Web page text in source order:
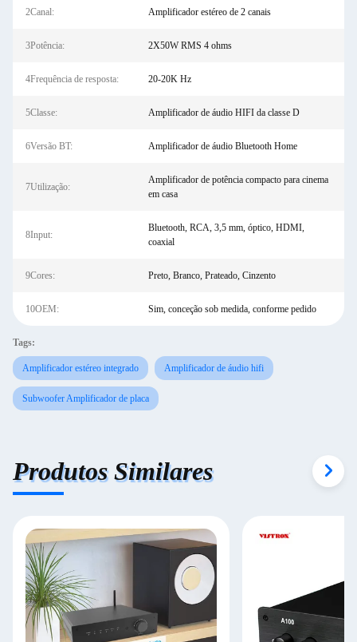
2Canal: Amplificador estéreo de 2 canais
3Potência: 2X50W RMS 4 ohms
4Frequência de resposta: 20-20K Hz
5Classe: Amplificador de áudio HIFI da classe D
6Versão BT: Amplificador de áudio Bluetooth Home
7Utilização:
Amplificador de potência compacto para cinema
em casa
8Input:
Bluetooth, RCA, 3,5 mm, óptico, HDMI,
coaxial
9Cores: Preto, Branco, Prateado, Cinzento
10OEM: Sim, conceção sob medida, conforme pedido
Tags:
Amplificador estéreo integrado Amplificador de áudio hifi
Subwoofer Amplificador de placa
Produtos Similares